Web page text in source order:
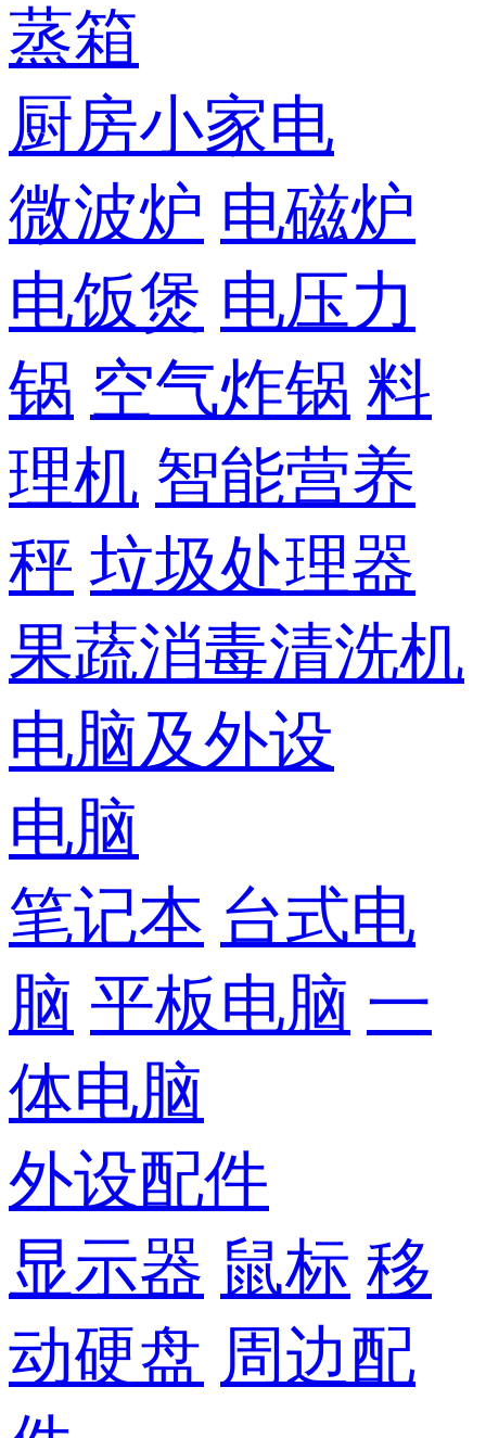
蒸箱
厨房小家电
微波炉 电磁炉
电饭煲 电压力
锅 空气炸锅 料
理机 智能营养
秤 垃圾处理器
果蔬消毒清洗机
电脑及外设
电脑
笔记本 台式电
脑 平板电脑 一
体电脑
外设配件
显示器 鼠标 移
动硬盘 周边配